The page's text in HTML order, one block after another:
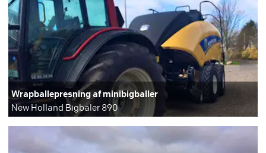
Wrapballepresning af minibigballer
New Holland Bigbaler 890